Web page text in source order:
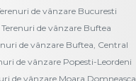
de vânzare Bucuresti
Terenuri de vânzare Buftea
de vânzare Buftea, Central
de vânzare Popesti-Leordeni
de vânzare Moara Domneasca